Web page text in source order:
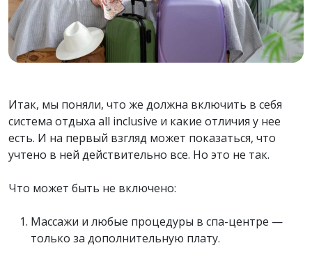
Итак, мы поняли, что же должна включить в себя
система отдыха all inclusive и какие отличия у нее
есть. И на первый взгляд может показаться, что
учтено в ней действительно все. Но это не так.
Что может быть не включено:
Массажи и любые процедуры в спа-центре —
только за дополнительную плату.